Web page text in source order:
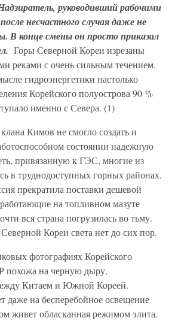
руководивший рабочими
несчастного случая даже не
В конце смены он просто приказал
Горы Северной Кореи изрезаны
реками с очень сильным течением.
гидроэнергетики настолько
Корейского полуострова 90 %
именно с Севера. (1)
Кимов не смогло создать и
состоянии надежную
привязанную к ГЭС, многие из
в труднодоступных горных районах.
прекратила поставки дешевой
на топливном мазуте
вся страна погрузилась во тьму.
Кореи света нет до сих пор.
фотографиях Корейского
похожа на черную дыру,
Китаем и Южной Кореей.
даже на бесперебойное освещение
живет обласканная режимом элита.